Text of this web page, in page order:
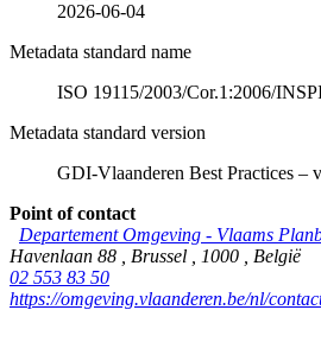
2026-06-04
Metadata standard name
ISO 19115/2003/Cor.1:2006/
Metadata standard version
GDI-Vlaanderen Best Practices –
Point of contact
Departement Omgeving - Vlaams
Havenlaan 88
Brussel 1000
België
02 553 83 50
https://omgeving.vlaanderen.be/nl/